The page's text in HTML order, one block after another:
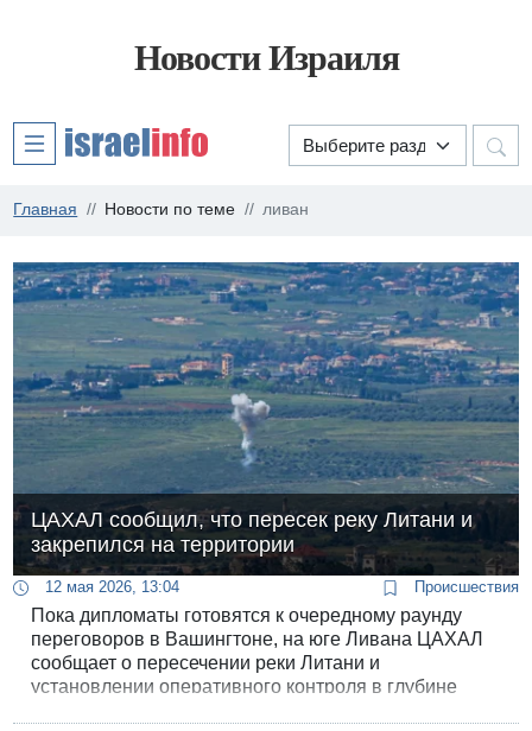
Новости Израиля
Главная Новости по теме ливан
ЦАХАЛ сообщил, что пересек реку Литани и
закрепился на территории
12 мая 2026, 13:04 Происшествия
Пока дипломаты готовятся к очередному раунду
переговоров в Вашингтоне, на юге Ливана ЦАХАЛ
сообщает о пересечении реки Литани и
установлении оперативного контроля в глубине